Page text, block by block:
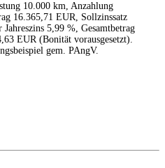
10.000 km, Anzahlung
16.365,71 EUR, Sollzinssatz
5,99 %, Gesamtbetrag
EUR (Bonität vorausgesetzt).
gem. PAngV.